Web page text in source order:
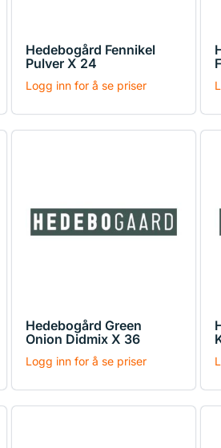
Hedebogård Fennikel
Pulver X 24
Logg inn for å se priser
Hedebogård Green
Onion Didmix X 36
Logg inn for å se priser